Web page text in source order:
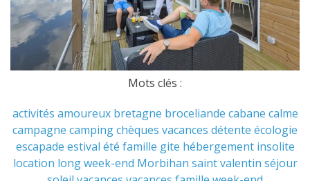
Mots clés :
activités amoureux bretagne broceliande cabane calme
campagne campingchèques vacances détente écologie
escapade estival été famille gite hébergement insolite
location long week-end Morbihan saint valentin séjour